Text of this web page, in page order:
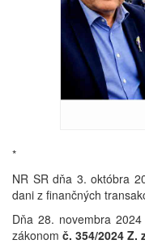
*
NR SR dňa 3. októbra
dani z finančných
Dňa 28. novembra
zákonom č. 354/2024 Z.